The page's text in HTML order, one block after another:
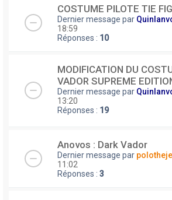
COSTUME PILOTE TIE
Dernier message par
18:59
Réponses : 10
MODIFICATION DU
VADOR SUPREME
Dernier message par
13:20
Réponses : 19
Anovos : Dark Vador
Dernier message par
11:02
Réponses : 3